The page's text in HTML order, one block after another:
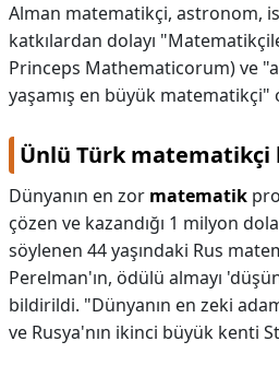
Alman matematikçi, astronom,
katkılardan dolayı
Princeps Mathematicorum) ve
yaşamış en büyük matematikçi"
Ünlü Türk matematikçi
Dünyanın en zor matematik
çözen ve kazandığı 1 milyon
söylenen 44 yaşındaki Rus
Perelman'ın, ödülü almayı
bildirildi. "Dünyanın en zeki
ve Rusya'nın ikinci büyük kenti